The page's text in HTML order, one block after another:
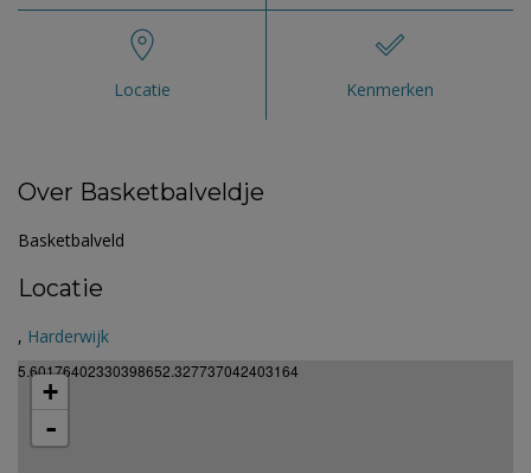
Locatie Kenmerken
Over Basketbalveldje
Basketbalveld
Locatie
, Harderwijk
5.60176402330398652.327737042403164
+
-